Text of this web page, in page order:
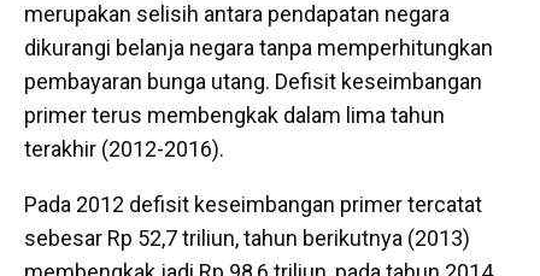
merupakan selisih antara pendapatan negara
dikurangi belanja negara tanpa memperhitungkan
pembayaran bunga utang. Defisit keseimbangan
primer terus membengkak dalam lima tahun
terakhir (2012-2016).
Pada 2012 defisit keseimbangan primer tercatat
sebesar Rp 52,7 triliun, tahun berikutnya (2013)